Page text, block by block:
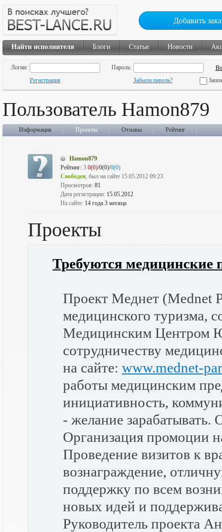
Добавить
Найти исполнителя Блоги Статьи Новости
Логин:
Пароль:
Регистрация
Забыли пароль?
Пользователь Hamon879
Информация Проекты Отзывы Рейтинг
Hamon879
Рейтинг: 3 0(0)/0(0)/0(0)
Свободен, был на сайте 15.05.2012 09:23
Просмотров: 81
Дата регистрации: 15.05.2012
На сайте: 14 года 3 месяца
Проекты
Требуются медицинские
Проект Меднет (Mednet
медицинского туризма,
Медицинским Центром
сотрудничеству
на сайте: www.mednet-
работы медицинским
инициативность,
- желание зарабатывать.
Организация промоции
Проведение визитов к
вознаграждение,
поддержку по всем
новых идей и
Руководитель проекта